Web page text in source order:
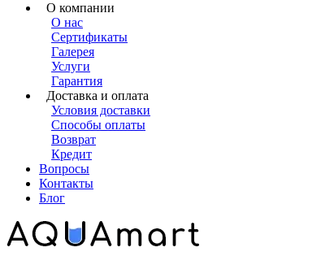
О компании
О нас
Сертификаты
Галерея
Услуги
Гарантия
Доставка и оплата
Условия доставки
Способы оплаты
Возврат
Кредит
Вопросы
Контакты
Блог